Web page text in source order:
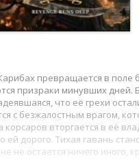
превращается в поле
призраки минувших дней.
что её грехи
с безжалостным врагом,
вторгается в её
ей дорого. Тихая гавань
не остается ничего иного,